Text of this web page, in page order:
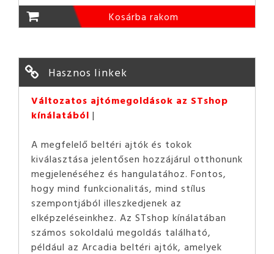
Kosárba rakom
Hasznos linkek
Változatos ajtómegoldások az STshop
kínálatából
A megfelelő beltéri ajtók és tokok
kiválasztása jelentősen hozzájárul otthonunk
megjelenéséhez és hangulatához. Fontos,
hogy mind funkcionalitás, mind stílus
szempontjából illeszkedjenek az
elképzeléseinkhez. Az STshop kínálatában
számos sokoldalú megoldás található,
például az Arcadia beltéri ajtók, amelyek